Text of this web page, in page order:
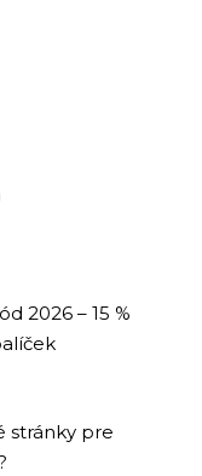
2026 – 15 %
stránky pre